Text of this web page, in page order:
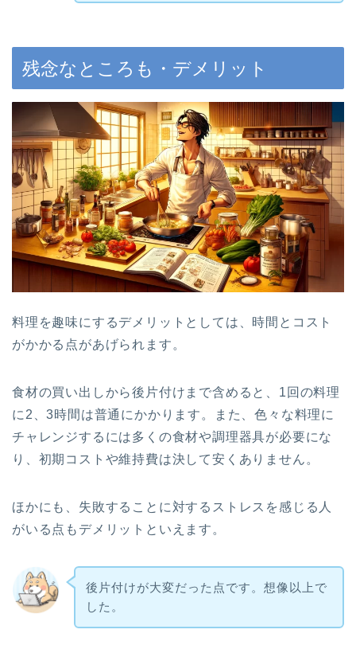
残念なところも・デメリット
料理を趣味にするデメリットとしては、時間とコスト
がかかる点があげられます。
食材の買い出しから後片付けまで含めると、1回の料理
に2、3時間は普通にかかります。また、色々な料理に
チャレンジするには多くの食材や調理器具が必要にな
り、初期コストや維持費は決して安くありません。
ほかにも、失敗することに対するストレスを感じる人
がいる点もデメリットといえます。
後片付けが大変だった点です。想像以上で
した。